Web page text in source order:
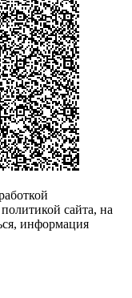
сайта, на
информация